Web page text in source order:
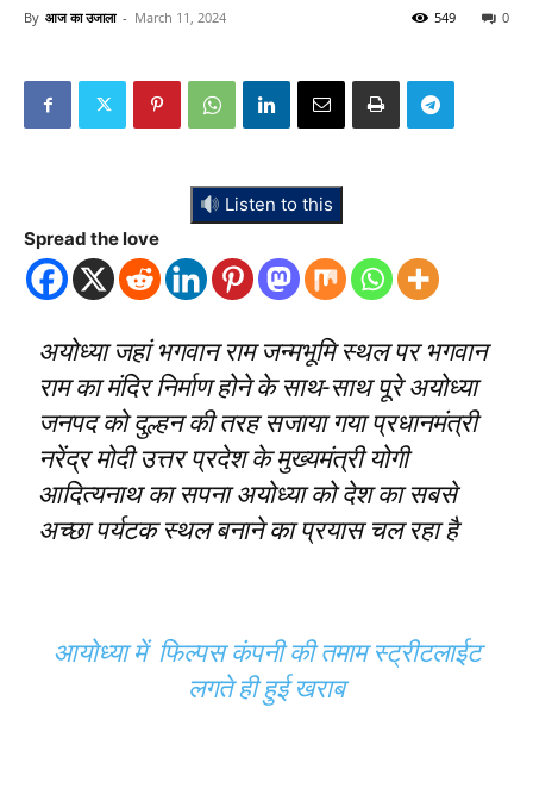
By आज का उजाला - March 11, 2024 0
549
Listen to this
Spread the love
अयोध्या जहां भगवान राम जन्मभूमि स्थल पर भगवान
राम का मंदिर निर्माण होने के साथ-साथ पूरे अयोध्या
जनपद को दुल्हन की तरह सजाया गया प्रधानमंत्री
नरेंद्र मोदी उत्तर प्रदेश के मुख्यमंत्री योगी
आदित्यनाथ का सपना अयोध्या को देश का सबसे
अच्छा पर्यटक स्थल बनाने का प्रयास चल रहा है
आयोध्या में फिल्पस कंपनी की तमाम स्ट्रीटलाईट
लगते ही हुई खराब